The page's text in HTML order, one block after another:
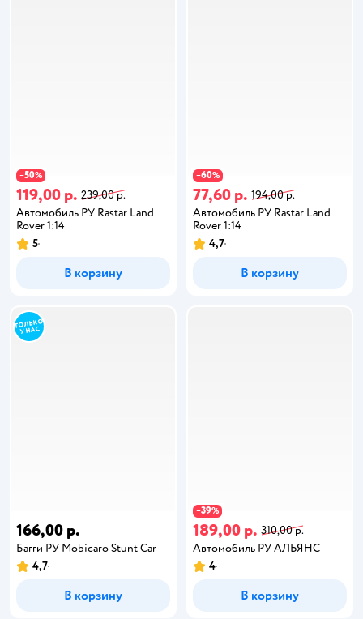
−50%
119,00 р. 239,00 р.
Автомобиль РУ Rastar Land
Rover 1:14
5
В корзину
−60%
77,60 р. 194,00 р.
Автомобиль РУ Rastar Land
Rover 1:14
4,7
В корзину
166,00 р.
Багги РУ Mobicaro Stunt Car
4,7
В корзину
−39%
189,00 р. 310,00 р.
Автомобиль РУ АЛЬЯНС
4
В корзину